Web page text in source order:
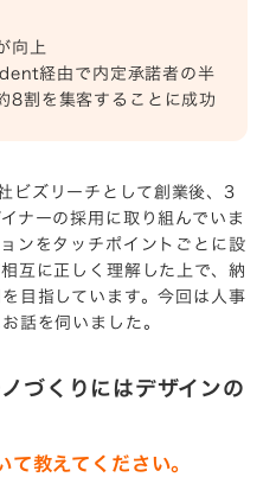
向上
経由で内定承諾者の半
8割を集客することに成功
ズリーチとして創業後、3
ナーの採用に取り組んでいま
ンをタッチポイントごとに設
互に正しく理解した上で、納
目指しています。今回は人事
話を伺いました。
づくりにはデザインの
教えてください。